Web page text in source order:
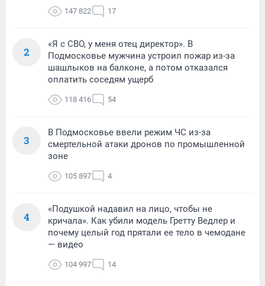
147 822 17
2
«Я с СВО, у меня отец директор». В
Подмосковье мужчина устроил пожар из-за
шашлыков на балконе, а потом отказался
оплатить соседям ущерб
118 416 54
3
В Подмосковье ввели режим ЧС из-за
смертельной атаки дронов по промышленной
зоне
105 897 4
4
«Подушкой надавил на лицо, чтобы не
кричала». Как убили модель Гретту Ведлер и
почему целый год прятали ее тело в чемодане
— видео
104 997 14